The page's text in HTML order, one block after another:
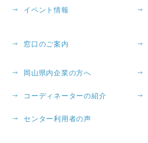
イベント情報
窓口のご案内
岡山県内企業の方へ
コーディネーターの紹介
センター利用者の声